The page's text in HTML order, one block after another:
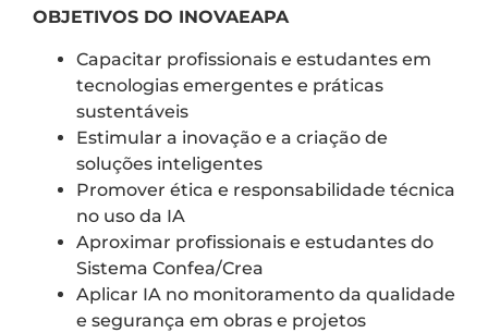
OBJETIVOS DO INOVAEAPA
Capacitar profissionais e estudantes em
tecnologias emergentes e práticas
sustentáveis
Estimular a inovação e a criação de
soluções inteligentes
Promover ética e responsabilidade técnica
no uso da IA
Aproximar profissionais e estudantes do
Sistema Confea/Crea
Aplicar IA no monitoramento da qualidade
e segurança em obras e projetos